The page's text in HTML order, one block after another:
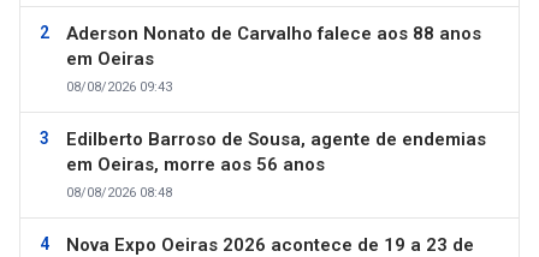
Aderson Nonato de Carvalho falece aos 88 anos
em Oeiras
08/08/2026 09:43
Edilberto Barroso de Sousa, agente de endemias
em Oeiras, morre aos 56 anos
08/08/2026 08:48
Nova Expo Oeiras 2026 acontece de 19 a 23 de